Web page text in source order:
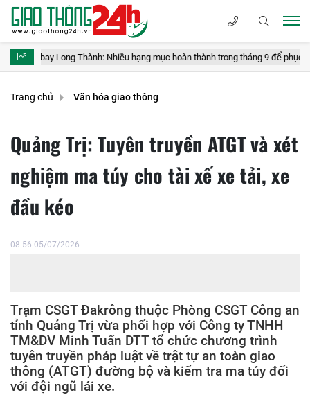
Long Thành: Nhiều hạng mục hoàn thành trong tháng 9 để phục vụ vận
Trang chủ Văn hóa giao thông
Quảng Trị: Tuyên truyền ATGT và xét
nghiệm ma túy cho tài xế xe tải, xe
đầu kéo
08:56 05/07/2026
Trạm CSGT Đakrông thuộc Phòng CSGT Công an
tỉnh Quảng Trị vừa phối hợp với Công ty TNHH
TM&DV Minh Tuấn DTT tổ chức chương trình
tuyên truyền pháp luật về trật tự an toàn giao
thông (ATGT) đường bộ và kiểm tra ma túy đối
với đội ngũ lái xe.